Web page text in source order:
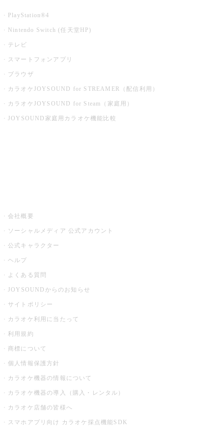
PlayStation®4
Nintendo Switch (任天堂HP)
テレビ
スマートフォンアプリ
ブラウザ
カラオケJOYSOUND for STREAMER（配信利用）
カラオケJOYSOUND for Steam（家庭用）
JOYSOUND家庭用カラオケ機能比較
会社概要
ソーシャルメディア 公式アカウント
公式キャラクター
ヘルプ
よくある質問
JOYSOUNDからのお知らせ
サイトポリシー
カラオケ利用に当たって
利用規約
商標について
個人情報保護方針
カラオケ機器の情報について
カラオケ機器の導入（購入・レンタル）
カラオケ店舗の皆様へ
スマホアプリ向け カラオケ採点機能SDK